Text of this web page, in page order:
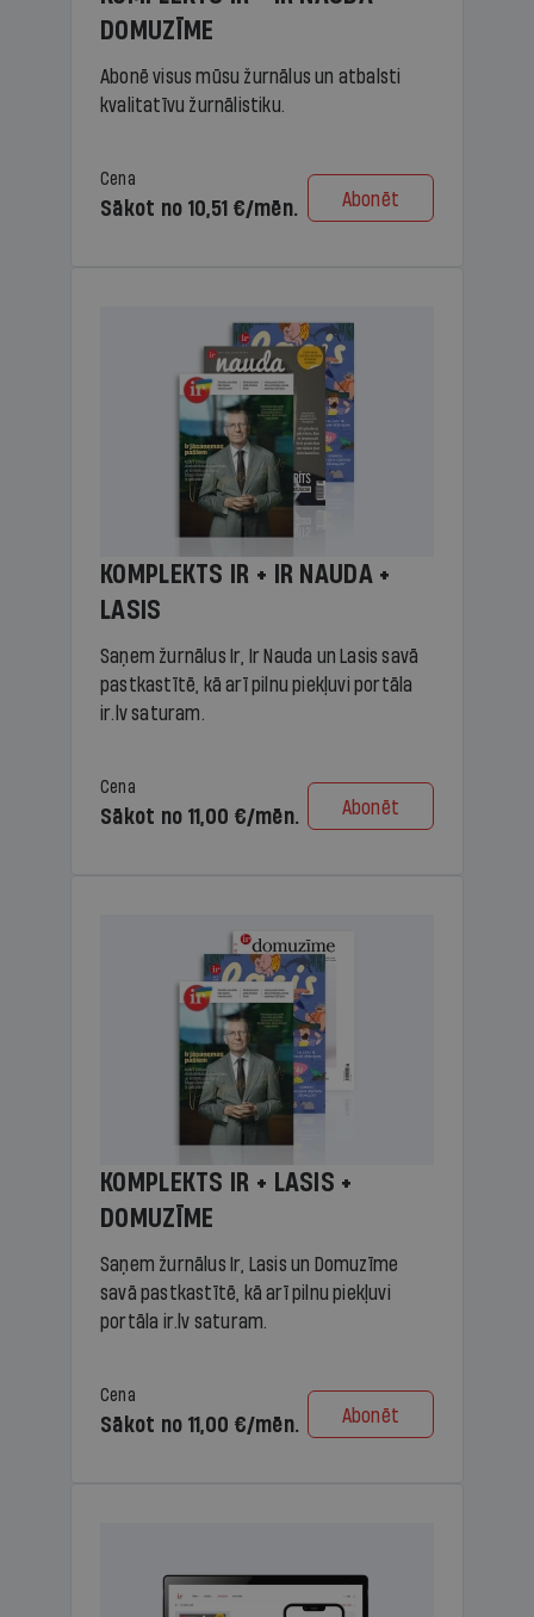
DOMUZĪME
Abonē visus mūsu žurnālus un atbalsti
kvalitatīvu žurnālistiku.
Cena
Sākot no 10,51 €/mēn. Abonēt
KOMPLEKTS IR + IR NAUDA +
LASIS
Saņem žurnālus Ir, Ir Nauda un Lasis savā
pastkastītē, kā arī pilnu piekļuvi portāla
ir.lv saturam.
Cena
Sākot no 11,00 €/mēn. Abonēt
KOMPLEKTS IR + LASIS +
DOMUZĪME
Saņem žurnālus Ir, Lasis un Domuzīme
savā pastkastītē, kā arī pilnu piekļuvi
portāla ir.lv saturam.
Cena
Sākot no 11,00 €/mēn. Abonēt